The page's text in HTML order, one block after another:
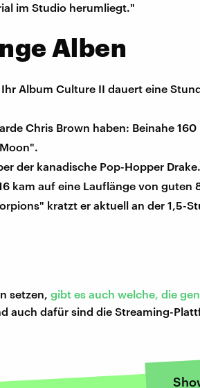
im Studio herumliegt."
Alben
Album Culture II dauert eine
Chris Brown haben: Beinahe
der kanadische Pop-Hopper
kam auf eine Lauflänge von guten
kratzt er aktuell an der 1,5-
setzen, gibt es auch welche, die
auch dafür sind die Streaming-